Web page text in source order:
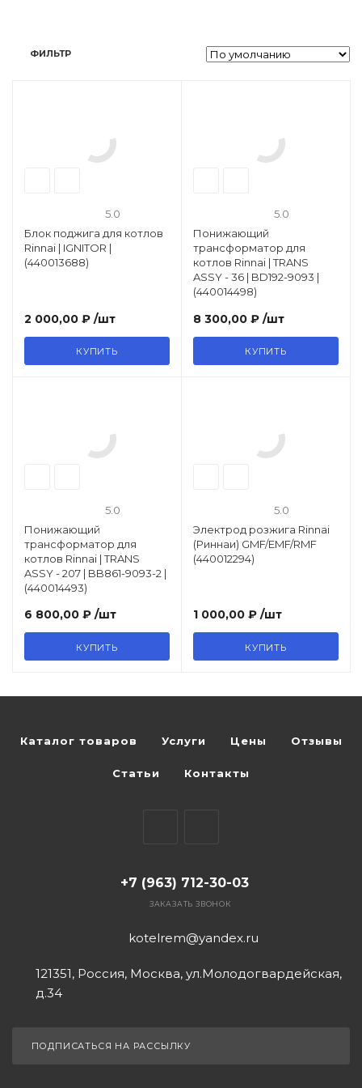
ФИЛЬТР
5.0
Блок поджига для котлов
Rinnai | IGNITOR |
(440013688)
2 000,00 ₽ /шт
КУПИТЬ
5.0
Понижающий
трансформатор для
котлов Rinnai | TRANS
ASSY - 36 | BD192-9093 |
(440014498)
8 300,00 ₽ /шт
КУПИТЬ
5.0
Понижающий
трансформатор для
котлов Rinnai | TRANS
ASSY - 207 | BB861-9093-2 |
(440014493)
6 800,00 ₽ /шт
КУПИТЬ
5.0
Электрод розжига Rinnai
(Риннаи) GMF/EMF/RMF
(440012294)
1 000,00 ₽ /шт
КУПИТЬ
Каталог товаров Услуги Цены Отзывы
Статьи Контакты
+7 (963) 712-30-03
ЗАКАЗАТЬ ЗВОНОК
kotelrem@yandex.ru
121351, Россия, Москва, ул.Молодогвардейская,
д.34
ПОДПИСАТЬСЯ НА РАССЫЛКУ
Теплоизоляция (изоляционные
панели) камеры сгорания
Распродажа / Товар со скидкой